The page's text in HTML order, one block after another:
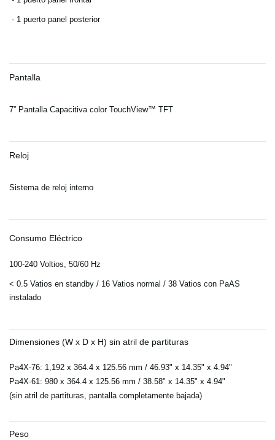
- 1 puerto panel posterior
Pantalla
7” Pantalla Capacitiva color TouchView™ TFT
Reloj
Sistema de reloj interno
Consumo Eléctrico
100-240 Voltios, 50/60 Hz
< 0.5 Vatios en standby / 16 Vatios normal / 38 Vatios con PaAS
instalado
Dimensiones (W x D x H) sin atril de partituras
Pa4X-76: 1,192 x 364.4 x 125.56 mm / 46.93" x 14.35" x 4.94"
Pa4X-61: 980 x 364.4 x 125.56 mm / 38.58" x 14.35" x 4.94"
(sin atril de partituras, pantalla completamente bajada)
Peso